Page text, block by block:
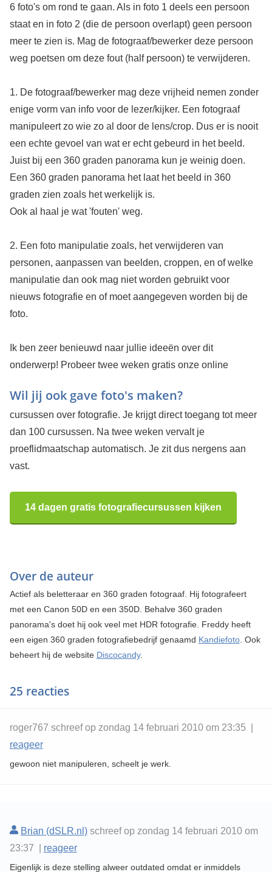
6 foto's om rond te gaan. Als in foto 1 deels een persoon
staat en in foto 2 (die de persoon overlapt) geen persoon
meer te zien is. Mag de fotograaf/bewerker deze persoon
weg poetsen om deze fout (half persoon) te verwijderen.
1. De fotograaf/bewerker mag deze vrijheid nemen zonder
enige vorm van info voor de lezer/kijker. Een fotograaf
manipuleert zo wie zo al door de lens/crop. Dus er is nooit
een echte gevoel van wat er echt gebeurd in het beeld.
Juist bij een 360 graden panorama kun je weinig doen.
Een 360 graden panorama het laat het beeld in 360
graden zien zoals het werkelijk is.
Ook al haal je wat 'fouten' weg.
2. Een foto manipulatie zoals, het verwijderen van
personen, aanpassen van beelden, croppen, en of welke
manipulatie dan ook mag niet worden gebruikt voor
nieuws fotografie en of moet aangegeven worden bij de
foto.
Ik ben zeer benieuwd naar jullie ideeën over dit
onderwerp!
Wil jij ook gave foto's maken?
Probeer twee weken gratis onze online
cursussen over fotografie. Je krijgt direct toegang tot meer
dan 100 cursussen. Na twee weken vervalt je
proeflidmaatschap automatisch. Je zit dus nergens aan
vast.
14 dagen gratis fotografiecursussen kijken
Over de auteur
Actief als beletteraar en 360 graden fotograaf. Hij fotografeert
met een Canon 50D en een 350D. Behalve 360 graden
panorama's doet hij ook veel met HDR fotografie. Freddy heeft
een eigen 360 graden fotografiebedrijf genaamd Kandiefoto. Ook
beheert hij de website Discocandy.
25 reacties
roger767 schreef op zondag 14 februari 2010 om 23:35 |
reageer
gewoon niet manipuleren, scheelt je werk.
Brian (dSLR.nl)schreef op zondag 14 februari 2010 om
23:37 | reageer
Eigenlijk is deze stelling alweer outdated omdat er inmiddels